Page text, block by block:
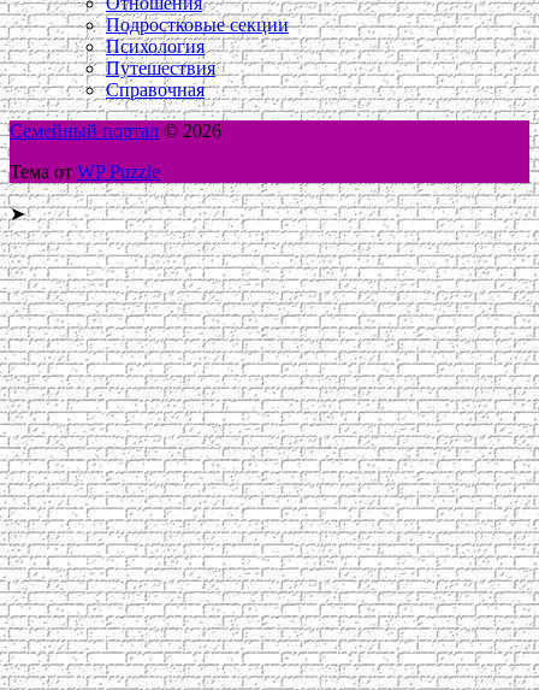
Подростковые секции
Психология
Путешествия
Справочная
Семейный портал © 2026
Тема от WP Puzzle
➤